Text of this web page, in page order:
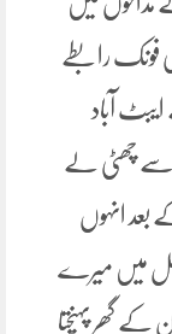
فونک رابطے
ایبٹ آباد
سے چھٹی لے
بعد انہوں
میں میرے
کے گھر پہنچتا